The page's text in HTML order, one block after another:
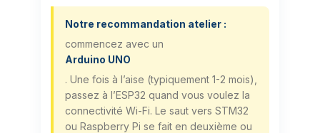
Notre recommandation atelier :
commencez avec un
Arduino UNO
. Une fois à l’aise (typiquement 1-2 mois),
passez à l’ESP32 quand vous voulez la
connectivité Wi-Fi. Le saut vers STM32
ou Raspberry Pi se fait en deuxième ou